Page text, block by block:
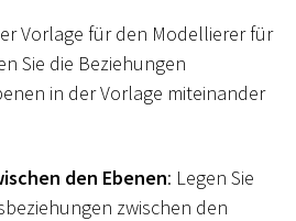
Vorlage für den Modellierer für
Sie die Beziehungen
in der Vorlage miteinander
den Ebenen: Legen Sie
zwischen den